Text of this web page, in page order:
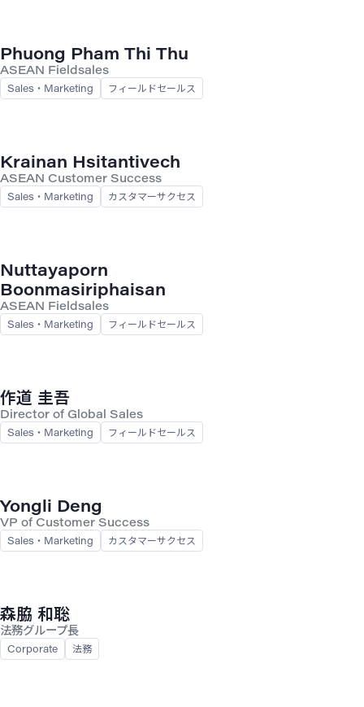
Phuong Pham Thi Thu
ASEAN Fieldsales
Sales・Marketing フィールドセールス
Krainan Hsitantivech
ASEAN Customer Success
Sales・Marketing カスタマーサクセス
Nuttayaporn
Boonmasiriphaisan
ASEAN Fieldsales
Sales・Marketing フィールドセールス
作道 圭吾
Director of Global Sales
Sales・Marketing フィールドセールス
Yongli Deng
VP of Customer Success
Sales・Marketing カスタマーサクセス
森脇 和聡
法務グループ長
Corporate 法務